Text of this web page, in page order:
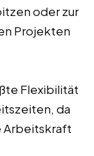
oder zur
Projekten
Flexibilität
da
Arbeitskraft